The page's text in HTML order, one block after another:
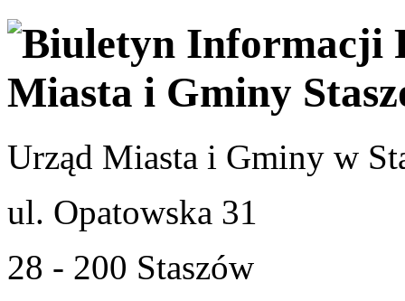
Urząd Miasta i Gminy w
ul. Opatowska 31
28 - 200 Staszów